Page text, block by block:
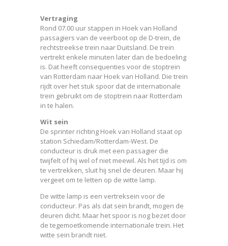
Vertraging
Rond 07.00 uur stappen in Hoek van Holland
passagiers van de veerboot op de D-trein, de
rechtstreekse trein naar Duitsland. De trein
vertrekt enkele minuten later dan de bedoeling
is. Dat heeft consequenties voor de stoptrein
van Rotterdam naar Hoek van Holland. Die trein
rijdt over het stuk spoor dat de internationale
trein gebruikt om de stoptrein naar Rotterdam
in te halen.
Wit sein
De sprinter richting Hoek van Holland staat op
station Schiedam/Rotterdam-West. De
conducteur is druk met een passagier die
twijfelt of hij wel of niet meewil. Als het tijd is om
te vertrekken, sluit hij snel de deuren. Maar hij
vergeet om te letten op de witte lamp.
De witte lamp is een vertreksein voor de
conducteur. Pas als dat sein brandt, mogen de
deuren dicht. Maar het spoor is nog bezet door
de tegemoetkomende internationale trein. Het
witte sein brandt niet.